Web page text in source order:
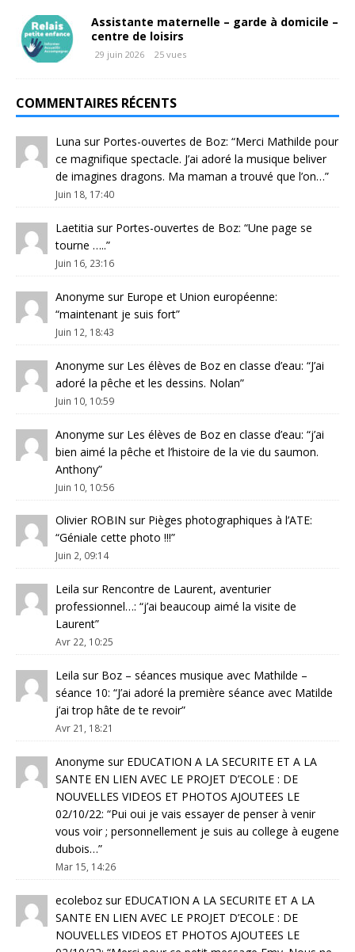
Assistante maternelle – garde à domicile –
centre de loisirs
29 juin 2026 25 vues
COMMENTAIRES RÉCENTS
Luna sur Portes-ouvertes de Boz: “Merci Mathilde pour
ce magnifique spectacle. J’ai adoré la musique beliver
de imagines dragons. Ma maman a trouvé que l’on…”
Juin 18, 17:40
Laetitia sur Portes-ouvertes de Boz: “Une page se
tourne …..”
Juin 16, 23:16
Anonyme sur Europe et Union européenne:
“maintenant je suis fort”
Juin 12, 18:43
Anonyme sur Les élèves de Boz en classe d’eau: “J’ai
adoré la pêche et les dessins. Nolan”
Juin 10, 10:59
Anonyme sur Les élèves de Boz en classe d’eau: “j’ai
bien aimé la pêche et l’histoire de la vie du saumon.
Anthony”
Juin 10, 10:56
Olivier ROBIN sur Pièges photographiques à l’ATE:
“Géniale cette photo !!!”
Juin 2, 09:14
Leila sur Rencontre de Laurent, aventurier
professionnel…: “j’ai beaucoup aimé la visite de
Laurent”
Avr 22, 10:25
Leila sur Boz – séances musique avec Mathilde –
séance 10: “J’ai adoré la première séance avec Matilde
j’ai trop hâte de te revoir”
Avr 21, 18:21
Anonyme sur EDUCATION A LA SECURITE ET A LA
SANTE EN LIEN AVEC LE PROJET D’ECOLE : DE
NOUVELLES VIDEOS ET PHOTOS AJOUTEES LE
02/10/22: “Pui oui je vais essayer de penser à venir
vous voir ; personnellement je suis au college à eugene
dubois…”
Mar 15, 14:26
ecoleboz sur EDUCATION A LA SECURITE ET A LA
SANTE EN LIEN AVEC LE PROJET D’ECOLE : DE
NOUVELLES VIDEOS ET PHOTOS AJOUTEES LE